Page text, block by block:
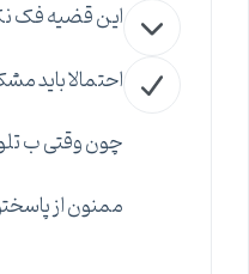
این قضیه فک
احتمالا باید
چون وقتی ب
ممنون از